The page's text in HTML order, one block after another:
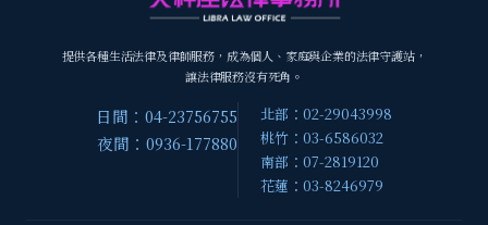
提供各種生活法律及律師服務，成為個人、家庭與企業的法律守護站，
讓法律服務沒有死角。
日間：04-23756755
夜間：0936-177880
北部：02-29043998
桃竹：03-6586032
南部：07-2819120
花蓮：03-8246979